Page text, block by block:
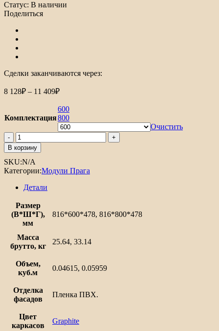
Статус: В наличии
Поделиться
Сделки заканчиваются через:
8 128₽ – 11 409₽Диапазон
8
128₽
–
11
Комплектация
600
800
Очистить
Количество
товара
Шкаф
нижний
с
мя
и
ящиком
Прага
В корзину
SKU:N/A
Категории:Модули Прага
Детали
Размер
(В*Ш*Г),
мм
816*600*478, 816*800*478
Масса
брутто, кг
25.64, 33.14
Объем,
куб.м
0.04615, 0.05959
Отделка
фасадов
Пленка ПВХ.
Цвет
каркасов
Graphite